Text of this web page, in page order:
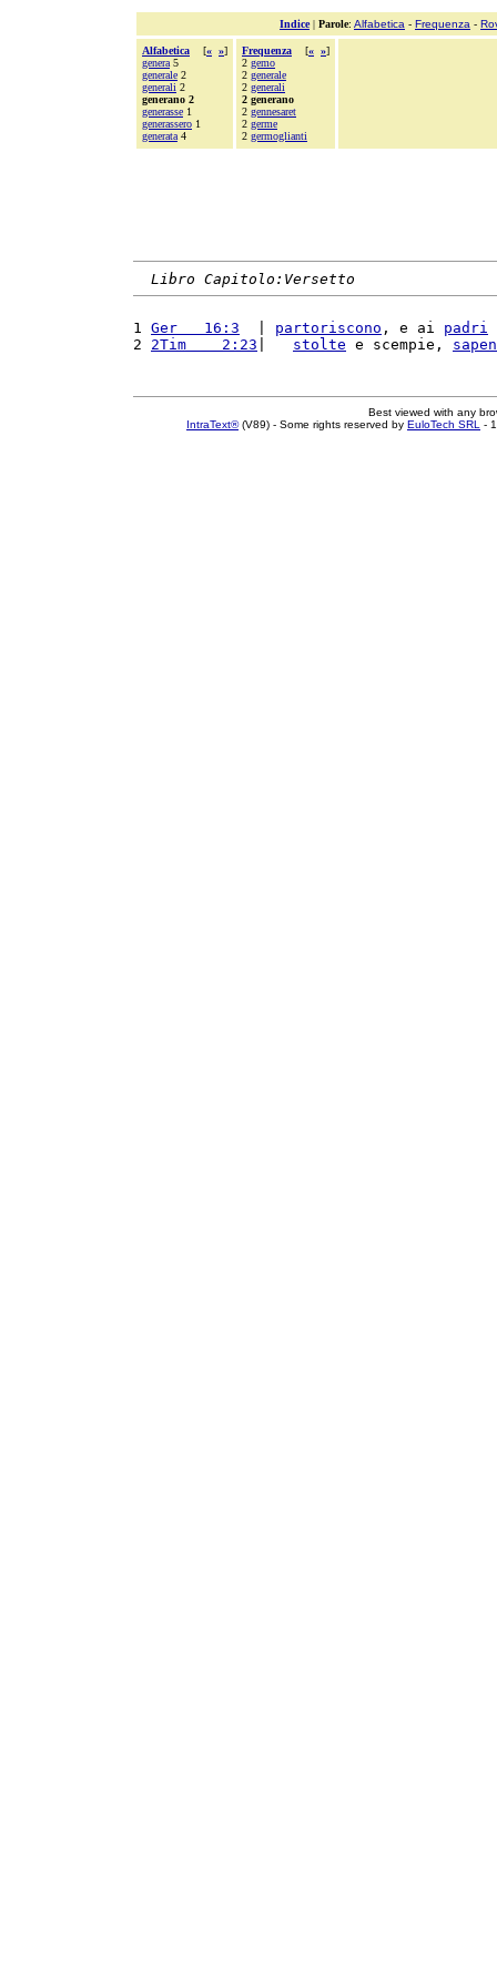
Indice| Parole: Alfabetica - Frequenza -
Alfabetica [« »]
genera 5
generale 2
generali 2
generano 2
generasse 1
generassero 1
generata 4
Frequenza [« »]
2 gemo
2 generale
2 generali
2 generano
2 gennesaret
2 germe
2 germoglianti
Libro Capitolo:Versetto
1 Ger   16:3 partoriscono , e ai padri
2 2Tim    2:23 stolte e scempie,
Best viewed with any
IntraText®(V89) - Some rights reserved by EuloTech SRL -